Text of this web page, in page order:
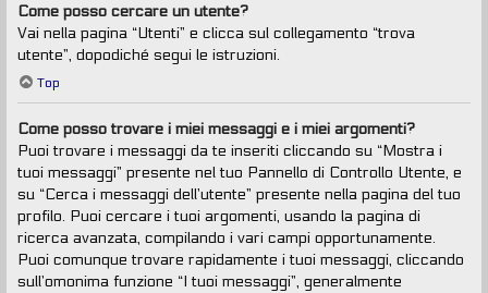
Come posso cercare un utente?
Vai nella pagina “Utenti” e clicca sul collegamento “trova
utente”, dopodiché segui le istruzioni.
Top
Come posso trovare i miei messaggi e i miei argomenti?
Puoi trovare i messaggi da te inseriti cliccando su “Mostra i
tuoi messaggi” presente nel tuo Pannello di Controllo Utente, e
su “Cerca i messaggi dell’utente” presente nella pagina del tuo
profilo. Puoi cercare i tuoi argomenti, usando la pagina di
ricerca avanzata, compilando i vari campi opportunamente.
Puoi comunque trovare rapidamente i tuoi messaggi, cliccando
sull’omonima funzione “I tuoi messaggi”, generalmente